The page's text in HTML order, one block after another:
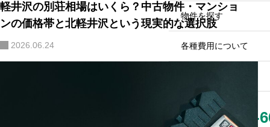
物件を探す
各種費用について
0279-84-
軽井沢の別荘相場はいくら？中古物件・マンショ
ンの価格帯と北軽井沢という現実的な選択肢
2026.06.24